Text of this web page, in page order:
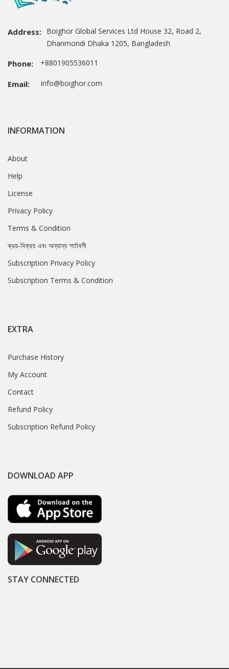
Address: Boighor Global Services Ltd House 32, Road 2,
Dhanmondi Dhaka 1205, Bangladesh
Phone: +8801905536011
Email: info@boighor.com
INFORMATION
About
Help
License
Privacy Policy
Terms & Condition
ক্রয়-বিক্রয় এবং অন্যান্য শর্তাবলী
Subscription Privacy Policy
Subscription Terms & Condition
EXTRA
Purchase History
My Account
Contact
Refund Policy
Subscription Refund Policy
DOWNLOAD APP
STAY CONNECTED